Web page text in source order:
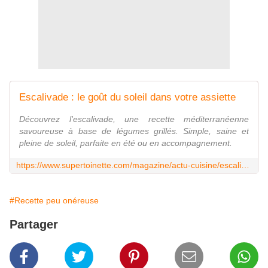
Escalivade : le goût du soleil dans votre assiette
Découvrez l'escalivade, une recette méditerranéenne
savoureuse à base de légumes grillés. Simple, saine et
pleine de soleil, parfaite en été ou en accompagnement.
#Recette peu onéreuse
Partager